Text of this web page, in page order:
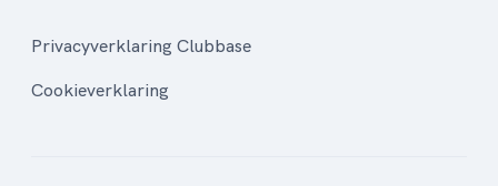
Privacyverklaring Clubbase
Cookieverklaring